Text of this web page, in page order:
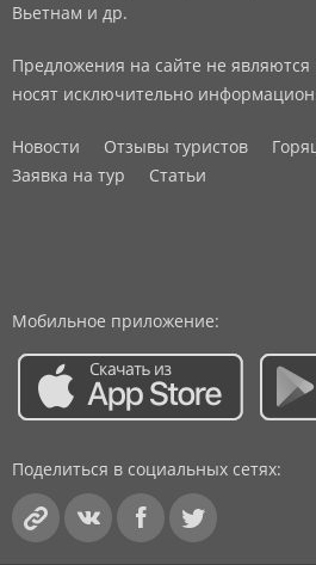
Вьетнам и др.
Предложения на сайте не
носят исключительно
Новости Отзывы туристов
Заявка на тур
Статьи
Мобильное приложение:
Поделиться в социальных сетях: